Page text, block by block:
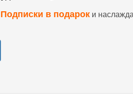
в подарок и